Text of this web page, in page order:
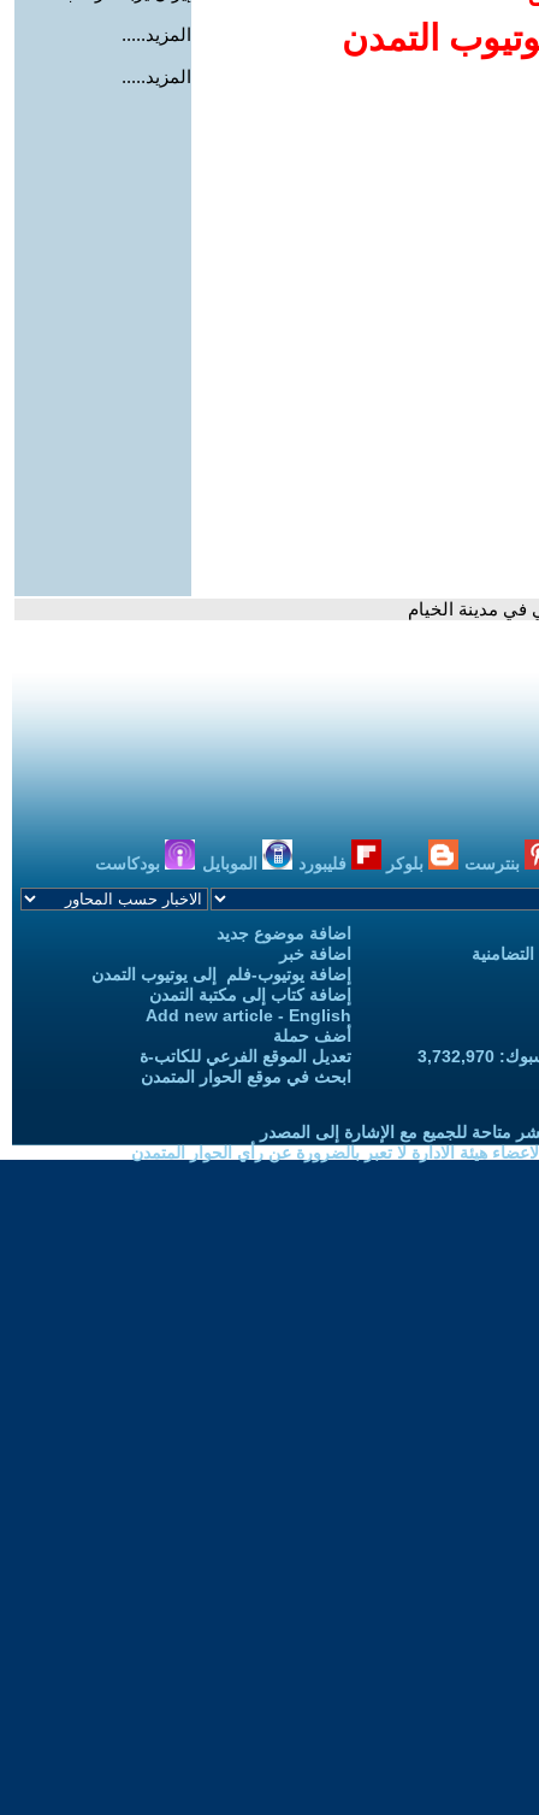
التمدن
المزيد.....
المزيد.....
في مدينة الخيام
بنترست بلوكر فليبورد الموبايل بودكاست
اضافة موضوع جديد
اضافة خبر
إضافة يوتيوب-فلم إلى يوتيوب التمدن
إضافة كتاب إلى مكتبة التمدن
Add new article - English
أضف حملة
تعديل الموقع الفرعي للكاتب-ة
ابحث في موقع الحوار المتمدن
متاحة للجميع مع الإشارة إلى المصدر
هيئة الادارة لا تعبر بالضرورة عن رأي الحوار المتمدن